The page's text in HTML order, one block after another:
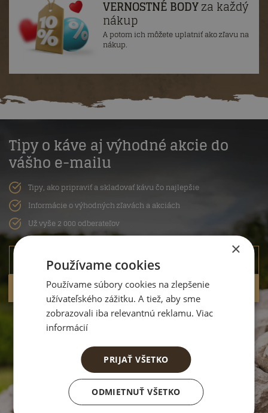
VERNOSTNÉ BODYza každý
nákup
A potom ich môžete uplatniť ako zľavu na
nákup.
Tipy o káve aj výhodné akcie do
vášho e-mailu
Tipy, ako pripraviť a skladovať kávu čo najlepšie
Informácie o výhodných zľavách a akciách
Už vyše 2 000 odberateľov
Prihlásiť sa a získať zaujímavé info
×
Používame cookies
Používame súbory cookies na zlepšenie
užívateľského zážitku. A tiež, aby sme
zobrazovali iba relevantnú reklamu. Viac
informácií
PRIJAŤ VŠETKO
ODMIETNUŤ VŠETKO